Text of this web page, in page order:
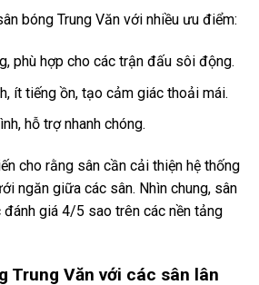
bóng Trung Văn với nhiều ưu điểm:
phù hợp cho các trận đấu sôi động.
ít tiếng ồn, tạo cảm giác thoải mái.
hỗ trợ nhanh chóng.
cho rằng sân cần cải thiện hệ thống
ngăn giữa các sân. Nhìn chung, sân
giá 4/5 sao trên các nền tảng
Trung Văn với các sân lân